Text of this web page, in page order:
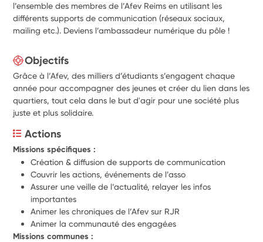
l’ensemble des membres de l’Afev Reims en utilisant les
différents supports de communication (réseaux sociaux,
mailing etc.). Deviens l’ambassadeur numérique du pôle !
Objectifs
Grâce à l’Afev, des milliers d’étudiants s’engagent chaque
année pour accompagner des jeunes et créer du lien dans les
quartiers, tout cela dans le but d'agir pour une société plus
juste et plus solidaire.
Actions
Missions spécifiques :
Création & diffusion de supports de communication
Couvrir les actions, événements de l’asso
Assurer une veille de l’actualité, relayer les infos
importantes
Animer les chroniques de l’Afev sur RJR
Animer la communauté des engagé.es
Missions communes :